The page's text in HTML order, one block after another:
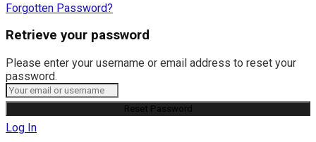
Forgotten Password?
Retrieve your password
Please enter your username or email address to reset your
password.
Log In